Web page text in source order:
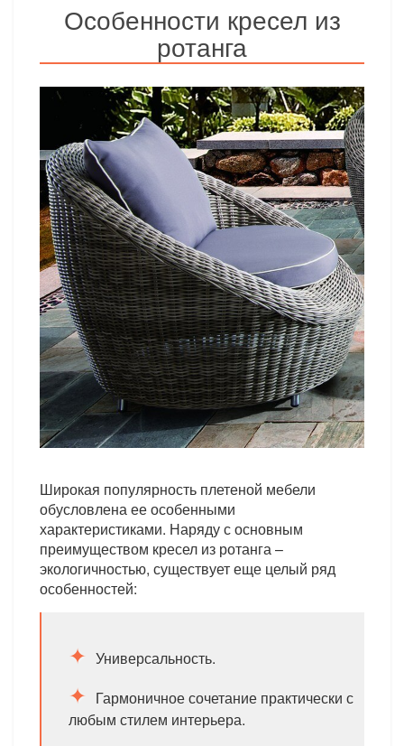
Особенности кресел из
ротанга
Широкая популярность плетеной мебели
обусловлена ее особенными
характеристиками. Наряду с основным
преимуществом кресел из ротанга –
экологичностью, существует еще целый ряд
особенностей:
Универсальность.
Гармоничное сочетание практически с
любым стилем интерьера.